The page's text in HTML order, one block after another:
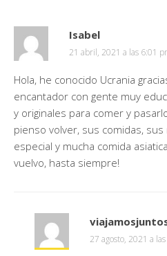
Isabel
21 abril, 2021 a las 6:01
Hola, he conocido Ucrania
encantador con gente muy
y originales para comer y
pienso volver, sus comidas,
especial y mucha comida
vuelvo, hasta siempre!
27 agosto, 2021 a